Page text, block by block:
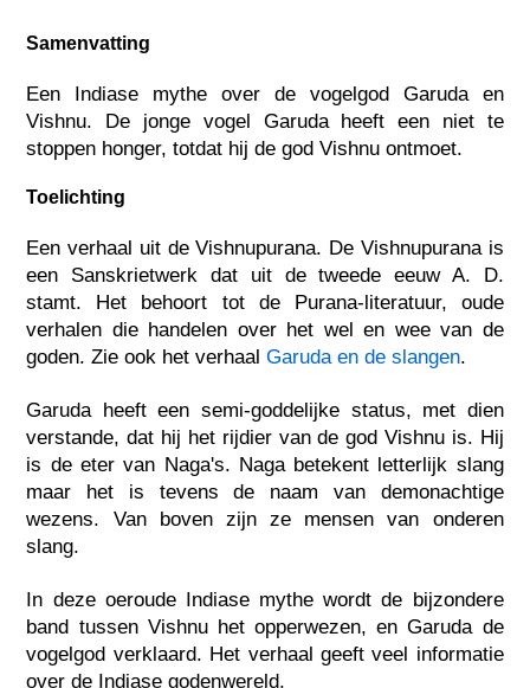
Samenvatting
Een Indiase mythe over de vogelgod Garuda en
Vishnu. De jonge vogel Garuda heeft een niet te
stoppen honger, totdat hij de god Vishnu ontmoet.
Toelichting
Een verhaal uit de Vishnupurana. De Vishnupurana is
een Sanskrietwerk dat uit de tweede eeuw A. D.
stamt. Het behoort tot de Purana-literatuur, oude
verhalen die handelen over het wel en wee van de
goden. Zie ook het verhaalGaruda en de slangen.
Garuda heeft een semi-goddelijke status, met dien
verstande, dat hij het rijdier van de god Vishnu is. Hij
is de eter van Naga's. Naga betekent letterlijk slang
maar het is tevens de naam van demonachtige
wezens. Van boven zijn ze mensen van onderen
slang.
In deze oeroude Indiase mythe wordt de bijzondere
band tussen Vishnu het opperwezen, en Garuda de
vogelgod verklaard. Het verhaal geeft veel informatie
over de Indiase godenwereld.